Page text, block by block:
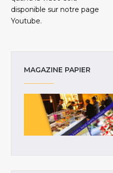
disponible sur notre page
Youtube.
MAGAZINE PAPIER